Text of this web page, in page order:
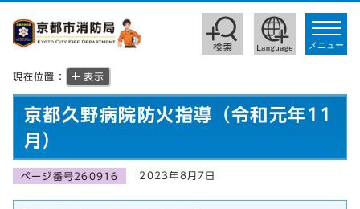
toggle
メニュー
現在位置： 表示
京都久野病院防火指導（令和元年11
月）
ページ番号260916 2023年8月7日